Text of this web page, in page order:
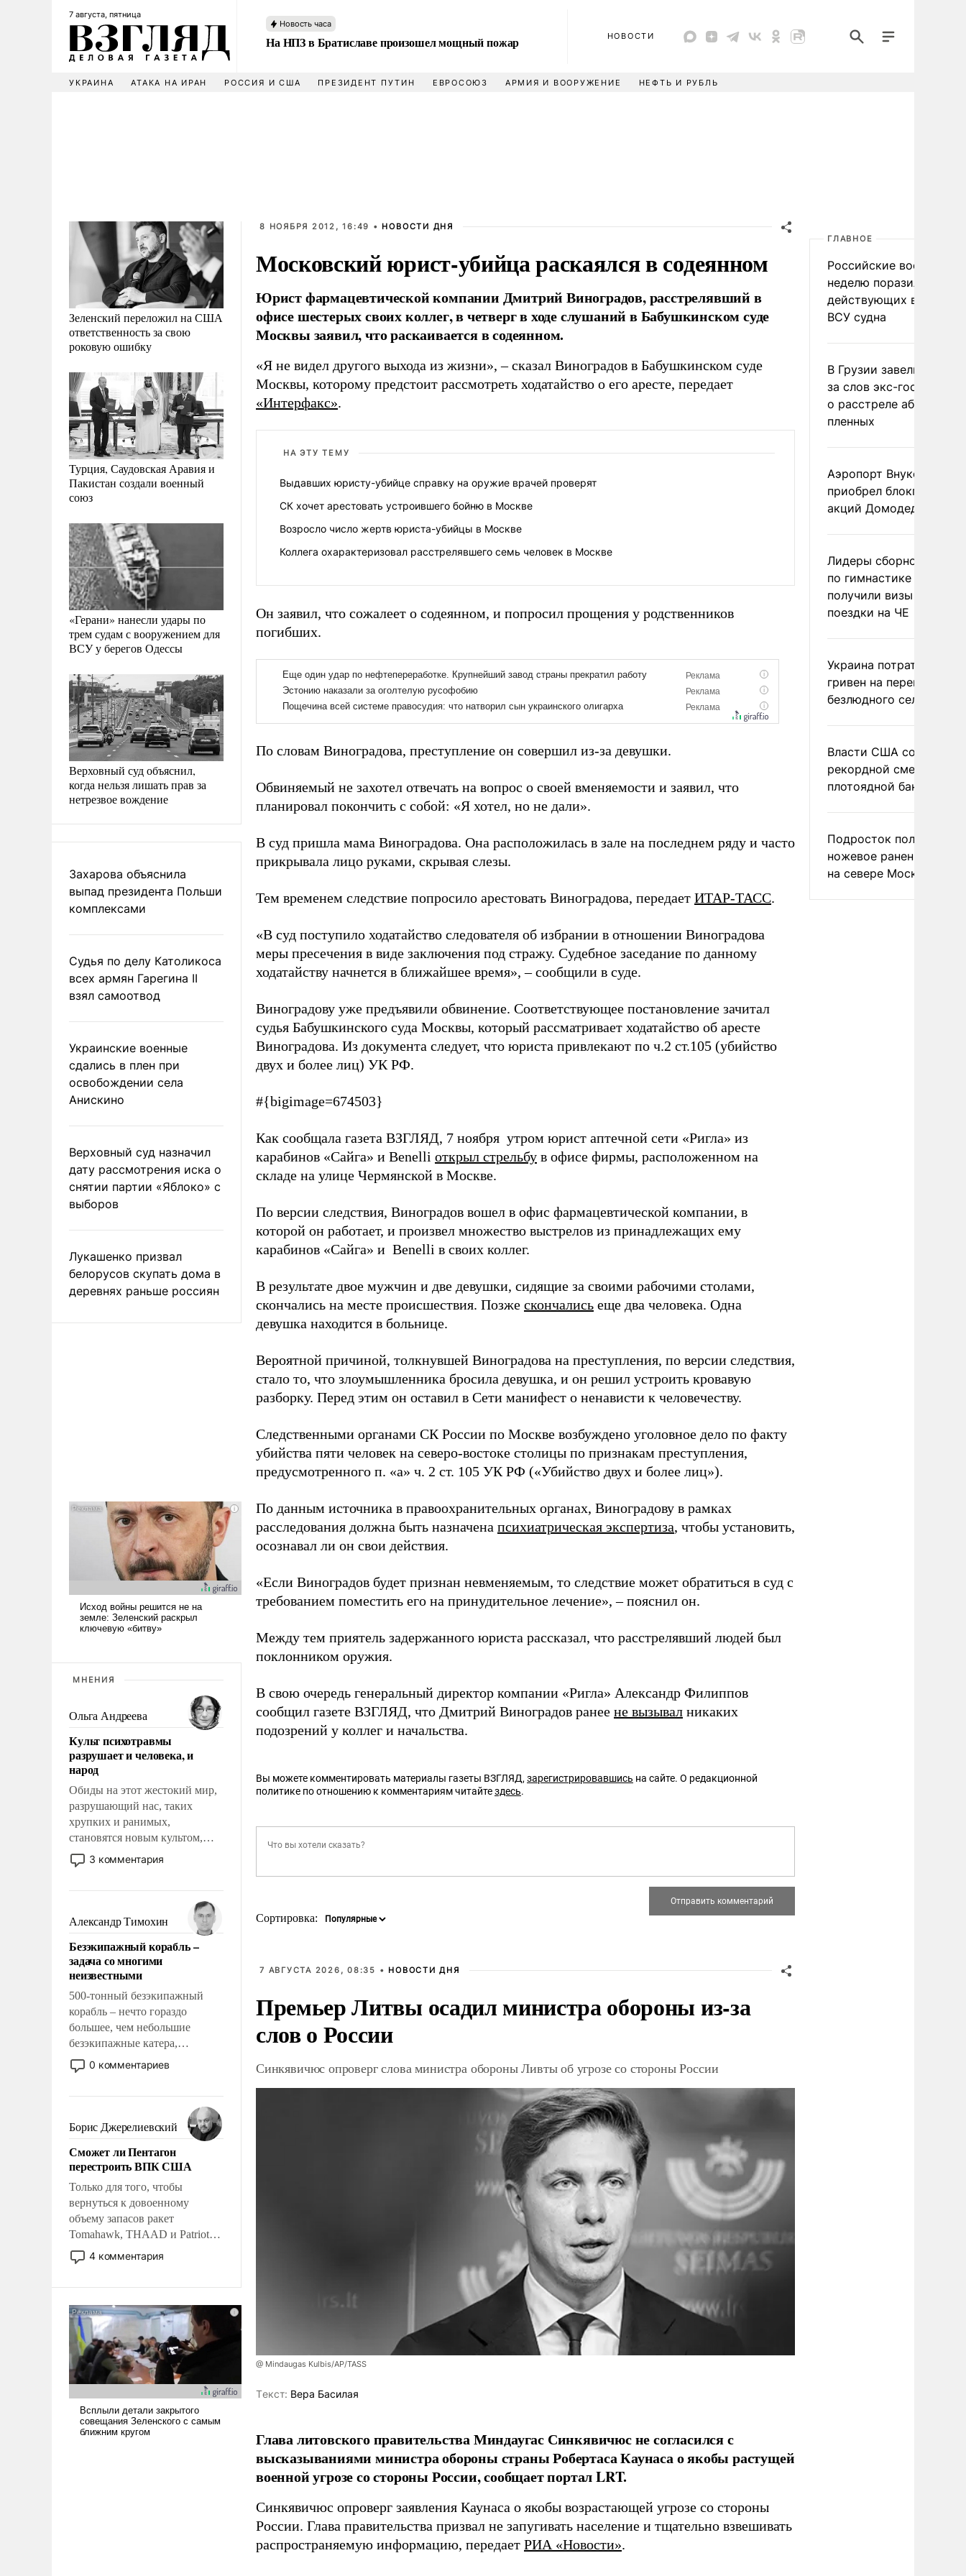
7 августа, пятница
Новость часа
На НПЗ в Братиславе произошел мощный пожар НОВОСТИ
УКРАИНА АТАКА НА ИРАН РОССИЯ И США ПРЕЗИДЕНТ ПУТИН ЕВРОСОЮЗ АРМИЯ И ВООРУЖЕНИЕ НЕФТЬ И РУБЛЬ
Зеленский переложил на США
ответственность за свою
роковую ошибку
Турция, Саудовская Аравия и
Пакистан создали военный
союз
«Герани» нанесли удары по
трем судам с вооружением для
ВСУ у берегов Одессы
Верховный суд объяснил,
когда нельзя лишать прав за
нетрезвое вождение
Захарова объяснила
выпад президента Польши
комплексами
Судья по делу Католикоса
всех армян Гарегина II
взял самоотвод
Украинские военные
сдались в плен при
освобождении села
Анискино
Верховный суд назначил
дату рассмотрения иска о
снятии партии «Яблоко» с
выборов
Лукашенко призвал
белорусов скупать дома в
деревнях раньше россиян
МНЕНИЯ
Ольга Андреева
Культ психотравмы
разрушает и человека, и
народ
Обиды на этот жестокий мир,
разрушающий нас, таких
хрупких и ранимых,
становятся новым культом,
постепенно вытесняя и
отменяя традиционное
мужественным и твердым под
ударами судьбы, брать на себя
ответственность, помогать
слабым, идти вперед и
адаптироваться.
3 комментария
Александр Тимохин
Безэкипажный корабль –
задача со многими
неизвестными
500-тонный безэкипажный
корабль – нечто гораздо
большее, чем небольшие
безэкипажные катера,
применение которых уже
стало обыденностью. Задача по
сложна и амбициозна. Однако
и ее реализация радикально
поднимет наши боевые
возможности.
0 комментариев
Борис Джерелиевский
Сможет ли Пентагон
перестроить ВПК США
Только для того, чтобы
вернуться к довоенному
объему запасов ракет
Tomahawk, THAAD и Patriot
США потребуется более трех
лет. Даже небольшая война с
Сложившаяся ситуация
означает многолетний период
уязвимости США, например,
перед Китаем.
4 комментария
8 НОЯБРЯ 2012, 16:49 • НОВОСТИ ДНЯ
Московский юрист-убийца раскаялся в содеянном
Юрист фармацевтической компании Дмитрий Виноградов, расстрелявший в
офисе шестерых своих коллег, в четверг в ходе слушаний в Бабушкинском суде
Москвы заявил, что раскаивается в содеянном.
«Я не видел другого выхода из жизни», – сказал Виноградов в Бабушкинском суде
Москвы, которому предстоит рассмотреть ходатайство о его аресте, передает
«Интерфакс».
НА ЭТУ ТЕМУ
Выдавших юристу-убийце справку на оружие врачей проверят
СК хочет арестовать устроившего бойню в Москве
Возросло число жертв юриста-убийцы в Москве
Коллега охарактеризовал расстрелявшего семь человек в Москве
Он заявил, что сожалеет о содеянном, и попросил прощения у родственников
погибших.
По словам Виноградова, преступление он совершил из-за девушки.
Обвиняемый не захотел отвечать на вопрос о своей вменяемости и заявил, что
планировал покончить с собой: «Я хотел, но не дали».
В суд пришла мама Виноградова. Она расположилась в зале на последнем ряду и часто
прикрывала лицо руками, скрывая слезы.
Тем временем следствие попросило арестовать Виноградова, передает ИТАР-ТАСС.
«В суд поступило ходатайство следователя об избрании в отношении Виноградова
меры пресечения в виде заключения под стражу. Судебное заседание по данному
ходатайству начнется в ближайшее время», – сообщили в суде.
Виноградову уже предъявили обвинение. Соответствующее постановление зачитал
судья Бабушкинского суда Москвы, который рассматривает ходатайство об аресте
Виноградова. Из документа следует, что юриста привлекают по ч.2 ст.105 (убийство
двух и более лиц) УК РФ.
#{bigimage=674503}
Как сообщала газета ВЗГЛЯД, 7 ноября утром юрист аптечной сети «Ригла» из
карабинов «Сайга» и Benelli открыл стрельбу в офисе фирмы, расположенном на
складе на улице Чермянской в Москве.
По версии следствия, Виноградов вошел в офис фармацевтической компании, в
которой он работает, и произвел множество выстрелов из принадлежащих ему
карабинов «Сайга» и Benelli в своих коллег.
В результате двое мужчин и две девушки, сидящие за своими рабочими столами,
скончались на месте происшествия. Позже скончались еще два человека. Одна
девушка находится в больнице.
Вероятной причиной, толкнувшей Виноградова на преступления, по версии следствия,
стало то, что злоумышленника бросила девушка, и он решил устроить кровавую
разборку. Перед этим он оставил в Сети манифест о ненависти к человечеству.
Следственными органами СК России по Москве возбуждено уголовное дело по факту
убийства пяти человек на северо-востоке столицы по признакам преступления,
предусмотренного п. «а» ч. 2 ст. 105 УК РФ («Убийство двух и более лиц»).
По данным источника в правоохранительных органах, Виноградову в рамках
расследования должна быть назначена психиатрическая экспертиза, чтобы установить,
осознавал ли он свои действия.
«Если Виноградов будет признан невменяемым, то следствие может обратиться в суд с
требованием поместить его на принудительное лечение», – пояснил он.
Между тем приятель задержанного юриста рассказал, что расстрелявший людей был
поклонником оружия.
В свою очередь генеральный директор компании «Ригла» Александр Филиппов
сообщил газете ВЗГЛЯД, что Дмитрий Виноградов ранее не вызывал никаких
подозрений у коллег и начальства.
Вы можете комментировать материалы газеты ВЗГЛЯД, зарегистрировавшись на сайте. О редакционной
политике по отношению к комментариям читайтездесь.
Сортировка:
7 АВГУСТА 2026, 08:35 • НОВОСТИ ДНЯ
Премьер Литвы осадил министра обороны из-за
слов о России
Синкявичюс опроверг слова министра обороны Ливты об угрозе со стороны России
@ Mindaugas Kulbis/AP/TASS
Tекст: Вера Басилая
Глава литовского правительства Миндаугас Синкявичюс не согласился с
высказываниями министра обороны страны Робертаса Каунаса о якобы растущей
военной угрозе со стороны России, сообщает портал LRT.
Синкявичюс опроверг заявления Каунаса о якобы возрастающей угрозе со стороны
России. Глава правительства призвал не запугивать население и тщательно взвешивать
распространяемую информацию, передает РИА «Новости».
ГЛАВНОЕ
Российские военные за
неделю поразили 34
действующих в
ВСУ судна
В Грузии завели дело
за слов экс-
о расстреле абхазских
пленных
Аэропорт Внуково
приобрел блокпакет
акций Домодедово
Лидеры сборной
по гимнастике не
получили визы для
поездки на ЧЕ
Украина потратила 1
гривен на
безлюдного села
Власти США сообщили
рекордной смертности
плотоядной бактерии
Подросток получил
ножевое ранение в
на севере Москвы